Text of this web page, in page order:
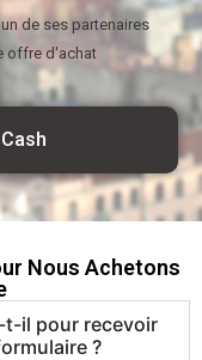
de ses partenaires
offre d'achat
Nous Achetons
t-il pour recevoir
?